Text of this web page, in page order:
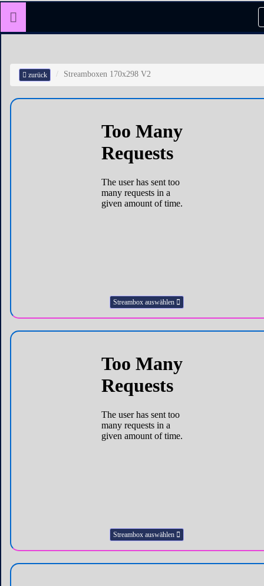
zurück Streamboxen 170x298 V2
Streambox auswählen
Streambox auswählen